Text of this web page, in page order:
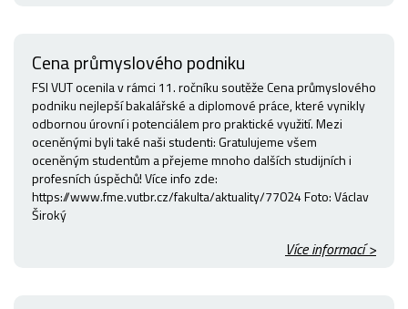
Cena průmyslového podniku
FSI VUT ocenila v rámci 11. ročníku soutěže Cena průmyslového
podniku nejlepší bakalářské a diplomové práce, které vynikly
odbornou úrovní i potenciálem pro praktické využití. Mezi
oceněnými byli také naši studenti: Gratulujeme všem
oceněným studentům a přejeme mnoho dalších studijních i
profesních úspěchů! Více info zde:
https://www.fme.vutbr.cz/fakulta/aktuality/77024 Foto: Václav
Široký
Více informací >